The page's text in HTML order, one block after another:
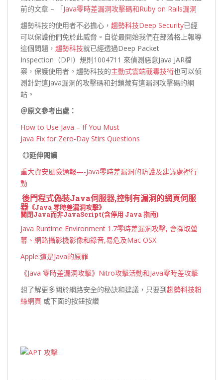
前的文章 – 「Java零時差漏洞攻擊碼和Ruby on Rails漏洞
趨勢科技的使用者不必擔心， 趨勢科技Deep Security已經
可以保護他們免於此威脅。自從最開始我們在部落格上報導
這個問題， 趨勢科技就已經透過Deep Packet
Inspection（DPI）規則1004711 來偵測惡意Java JAR檔
案，保護使用者。趨勢科技的主動式雲端截毒技術也可以偵
測針對這Java漏洞的攻擊碼和封鎖藏有這漏洞攻擊碼的網
站。
＠原文參考出處：
How to Use Java – If You Must
Java Fix for Zero-Day Stirs Questions
◎延伸閱讀
重大資安風險通報—-Java零時差漏洞的防護及建議處裡行
動
後門程式偽裝Java伺服器,控制有漏洞的網頁伺服
器 《Java 零時差漏洞攻擊》
關閉Java而非JavaScript(含停用 Java 指南)
Java Runtime Environment 1.7零時差漏洞攻擊, 會擷取螢
幕、網路攝影機影像和錄音,易危及Mac OSX
Apple:這是Java的原罪
《Java 零時差漏洞攻擊》Nitro攻擊活動和Java零時差攻擊
想了解更多關於網路安全的秘訣和建議，只要到趨勢科技粉
絲網頁 或下面的按鈕按讚